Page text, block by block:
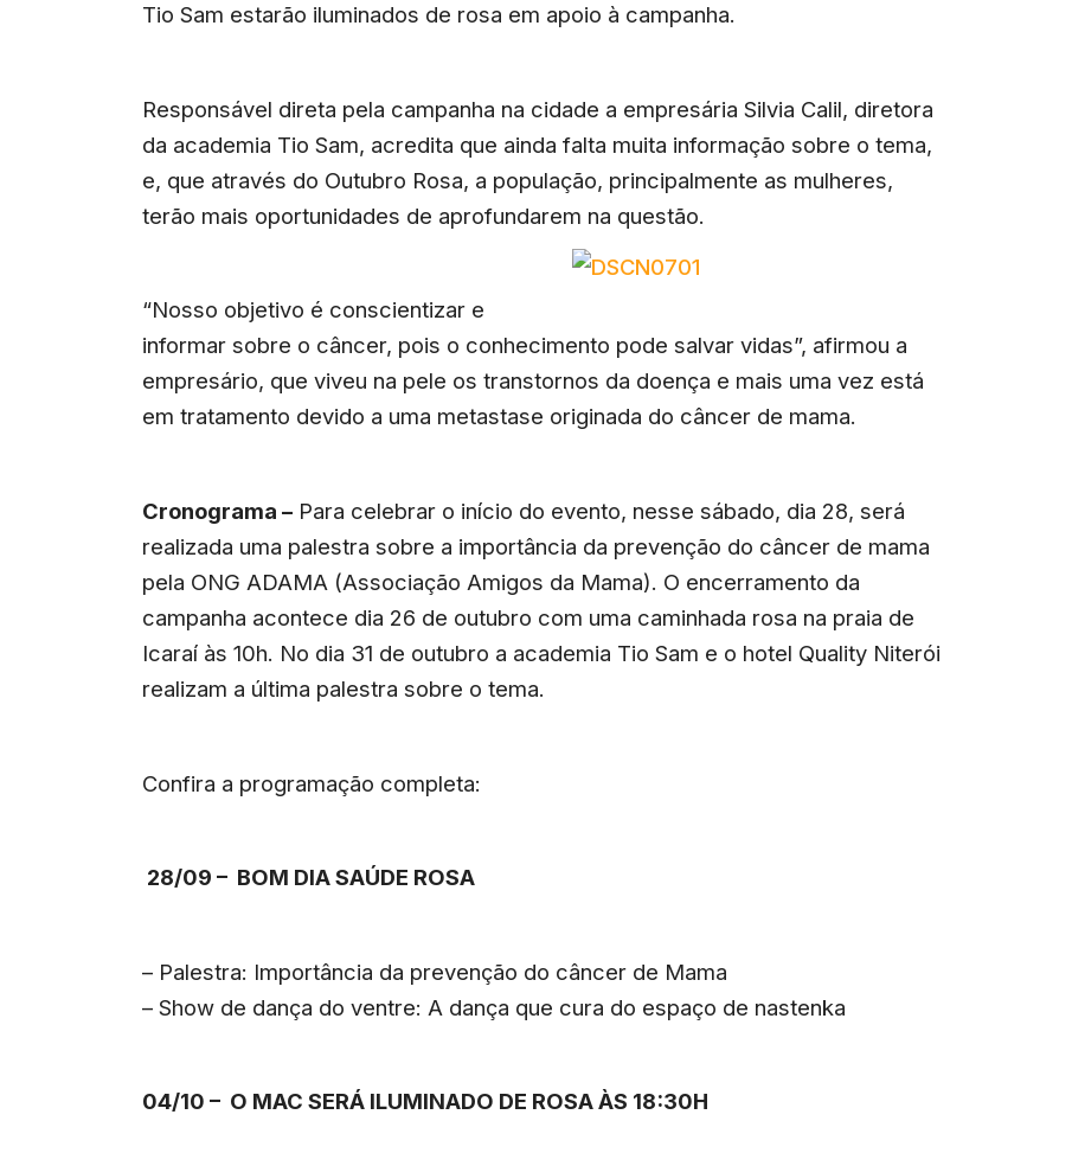
Tio Sam estarão iluminados de rosa em apoio à campanha.
Responsável direta pela campanha na cidade a empresária Silvia Calil, diretora
da academia Tio Sam, acredita que ainda falta muita informação sobre o tema,
e, que através do Outubro Rosa, a população, principalmente as mulheres,
terão mais oportunidades de aprofundarem na questão.
“Nosso objetivo é conscientizar e
informar sobre o câncer, pois o conhecimento pode salvar vidas”, afirmou a
empresário, que viveu na pele os transtornos da doença e mais uma vez está
em tratamento devido a uma metastase originada do câncer de mama.
Cronograma – Para celebrar o início do evento, nesse sábado, dia 28, será
realizada uma palestra sobre a importância da prevenção do câncer de mama
pela ONG ADAMA (Associação Amigos da Mama). O encerramento da
campanha acontece dia 26 de outubro com uma caminhada rosa na praia de
Icaraí às 10h. No dia 31 de outubro a academia Tio Sam e o hotel Quality Niterói
realizam a última palestra sobre o tema.
Confira a programação completa:
28/09 – BOM DIA SAÚDE ROSA
– Palestra: Importância da prevenção do câncer de Mama
– Show de dança do ventre: A dança que cura do espaço de nastenka
04/10 – O MAC SERÁ ILUMINADO DE ROSA ÀS 18:30H